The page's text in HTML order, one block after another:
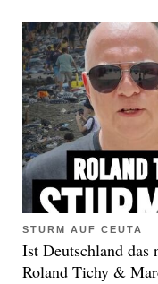
STURM AUF CEUTA
Ist Deutschland das
Roland Tichy &